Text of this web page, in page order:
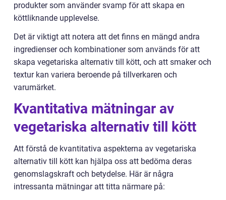
produkter som använder svamp för att skapa en
köttliknande upplevelse.
Det är viktigt att notera att det finns en mängd andra
ingredienser och kombinationer som används för att
skapa vegetariska alternativ till kött, och att smaker och
textur kan variera beroende på tillverkaren och
varumärket.
Kvantitativa mätningar av
vegetariska alternativ till kött
Att förstå de kvantitativa aspekterna av vegetariska
alternativ till kött kan hjälpa oss att bedöma deras
genomslagskraft och betydelse. Här är några
intressanta mätningar att titta närmare på: